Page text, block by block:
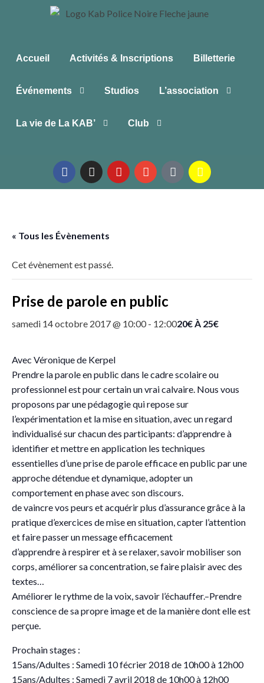
Accueil Activités & Inscriptions Billetterie
Événements Studios L’association
La vie de La KAB’ Club
« Tous les Évènements
Cet évènement est passé.
Prise de parole en public
samedi 14 octobre 2017 @ 10:00- 12:0020€ À 25€
Avec Véronique de Kerpel
Prendre la parole en public dans le cadre scolaire ou
professionnel est pour certain un vrai calvaire. Nous vous
proposons par une pédagogie qui repose sur
l’expérimentation et la mise en situation, avec un regard
individualisé sur chacun des participants: d’apprendre à
identifier et mettre en application les techniques
essentielles d’une prise de parole efficace en public par une
approche détendue et dynamique, adopter un
comportement en phase avec son discours.
de vaincre vos peurs et acquérir plus d’assurance grâce à la
pratique d’exercices de mise en situation, capter l’attention
et faire passer un message efficacement
d’apprendre à respirer et à se relaxer, savoir mobiliser son
corps, améliorer sa concentration, se faire plaisir avec des
textes…
Améliorer le rythme de la voix, savoir l’échauffer.–Prendre
conscience de sa propre image et de la manière dont elle est
perçue.
Prochain stages :
15ans/Adultes : Samedi 10 fécrier 2018 de 10h00 à 12h00
15ans/Adultes : Samedi 7 avril 2018 de 10h00 à 12h00